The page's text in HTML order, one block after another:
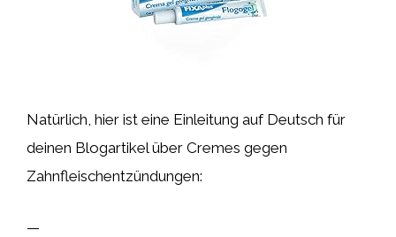
Natürlich, hier ist eine Einleitung auf Deutsch für
deinen Blogartikel über Cremes gegen
Zahnfleischentzündungen:
—